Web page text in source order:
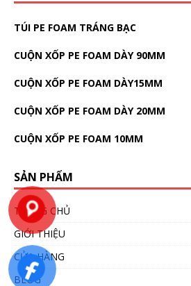
TÚI PE FOAM TRÁNG BẠC
CUỘN XỐP PE FOAM DÀY 90MM
CUỘN XỐP PE FOAM DÀY15MM
CUỘN XỐP PE FOAM DÀY 20MM
CUỘN XỐP PE FOAM 10MM
SẢN PHẨM
TRANG CHỦ
GIỚI THIỆU
CỬA HÀNG
BLOG